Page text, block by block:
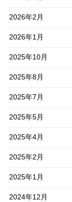
2026年2月
2026年1月
2025年10月
2025年8月
2025年7月
2025年5月
2025年4月
2025年2月
2025年1月
2024年12月